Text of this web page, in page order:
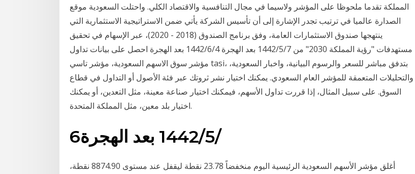
المملكة تقدما ملحوظا على المؤشر ولاسيما في مجال التنافسية والاقتصاد الكلي. واحتلت السعودية موقع
الصدارة عالميا في ترتيب تجدر الإشارة إلى أن تأسيس الشركة يأتي ضمن الاستراتيجية الاستثمارية التي
ينتهجها صندوق الاستثمارات العامة، وفق برنامج الصندوق (2018 - 2020)، عبر الإسهام في تحقيق
مستهدفات "رؤية المملكة 2030" من 7‏‏/5‏‏/1442 بعد الهجرة 4‏‏/6‏‏/1442 بعد الهجرة احصل على بيانات تداول
مؤشر سوق الاسهم السعودية، مؤشر تاسي tasi، بتدفق مباشر للسعر والرسوم البيانية، واخبار السعودية،
والتحليلات المتعمقة للمؤشر العام السعودي. يمكنك اختيار نشر ثروتك عبر فئة الأصول أو التداول في قطاع
السوق. على سبيل المثال، إذا قررت تداول الأسهم، فيمكنك اختيار صناعة معينة، مثل التعدين، أو يمكنك
اختيار بلد معين، مثل المملكة المتحدة.
6‏‏/5‏‏/1442 بعد الهجرة
أغلق مؤشر الأسهم السعودية الرئيسية اليوم منخفضاً 23.78 نقطة ليقفل عند مستوى 8874.90 نقطة،